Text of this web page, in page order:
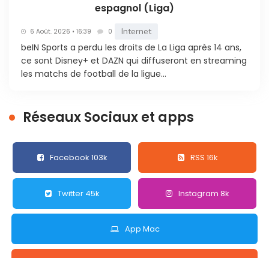
espagnol (Liga)
6 Août. 2026 • 16:39 0 Internet
beIN Sports a perdu les droits de La Liga après 14 ans,
ce sont Disney+ et DAZN qui diffuseront en streaming
les matchs de football de la ligue...
Réseaux Sociaux et apps
Facebook 103k RSS 16k
Twitter 45k Instagram 8k
App Mac